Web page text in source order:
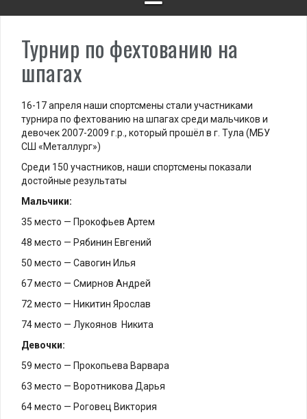
Турнир по фехтованию на
шпагах
16-17 апреля наши спортсмены стали участниками
турнира по фехтованию на шпагах среди мальчиков и
девочек 2007-2009 г.р., который прошёл в г. Тула (МБУ
СШ «Металлург»)
Среди 150 участников, наши спортсмены показали
достойные результаты
Мальчики:
35 место — Прокофьев Артем
48 место — Рябинин Евгений
50 место — Савогин Илья
67 место — Смирнов Андрей
72 место — Никитин Ярослав
74 место — Лукоянов Никита
Девочки:
59 место — Прокопьева Варвара
63 место — Воротникова Дарья
64 место — Роговец Виктория